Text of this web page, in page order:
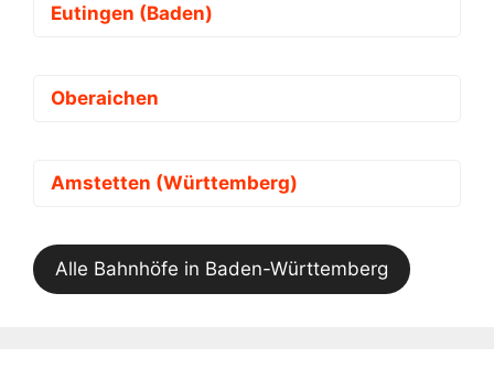
Eutingen (Baden)
Oberaichen
Amstetten (Württemberg)
Alle Bahnhöfe in Baden-Württemberg